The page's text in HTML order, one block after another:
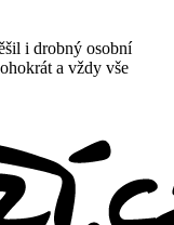
i drobný osobní
a vždy vše